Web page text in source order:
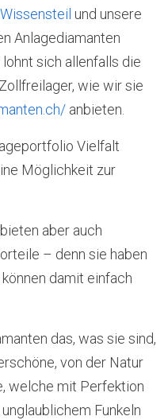
Wissensteil und unsere
Anlagediamanten
sich allenfalls die
wie wir sie
anbieten.
Vielfalt
Möglichkeit zur
aber auch
– denn sie haben
damit einfach
das, was sie sind,
von der Natur
welche mit Perfektion
Funkeln